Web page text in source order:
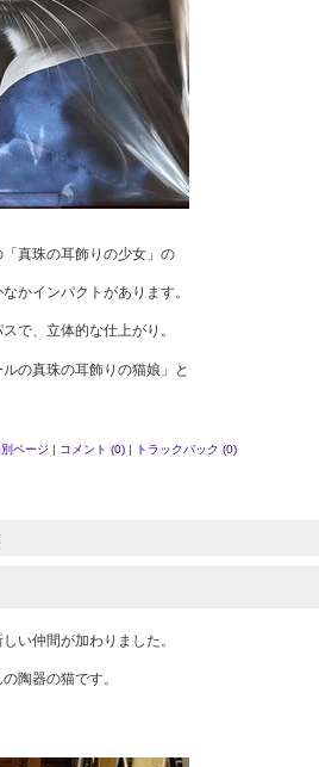
真珠の耳飾りの少女」の
かインパクトがあります。
で、立体的な仕上がり。
の真珠の耳飾りの猫娘」と
ページ コメント (0) トラックバック (0)
い仲間が加わりました。
陶器の猫です。